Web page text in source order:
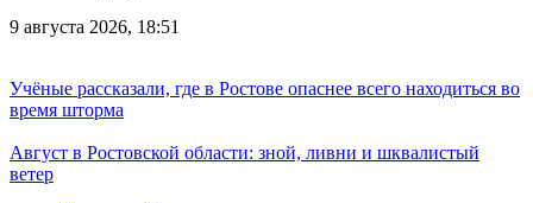
9 августа 2026, 18:51
Учёные рассказали, где в Ростове опаснее всего находиться во
время шторма
Август в Ростовской области: зной, ливни и шквалистый
ветер